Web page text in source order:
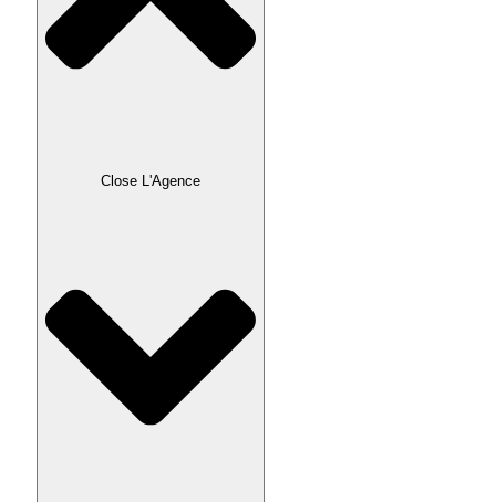
Close L'Agence